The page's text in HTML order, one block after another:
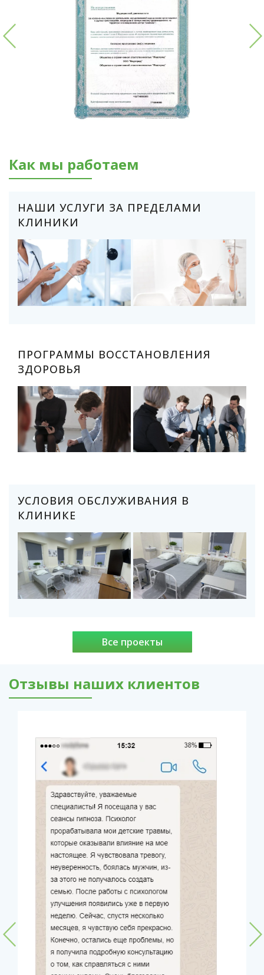
Как мы работаем
НАШИ УСЛУГИ ЗА ПРЕДЕЛАМИ
КЛИНИКИ
ПРОГРАММЫ ВОССТАНОВЛЕНИЯ
ЗДОРОВЬЯ
УСЛОВИЯ ОБСЛУЖИВАНИЯ В
КЛИНИКЕ
Все проекты
Отзывы наших клиентов